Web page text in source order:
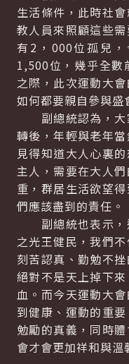
生活條件，此時社
教人員來照顧這些
有2，000位孤兒
1,500位，幾乎全數
之際，此次運動大
如何都要親自參與盛
副總統認為，大
轉後，年輕與老年
見得知道大人心裏
主人，需要在大人
重，群居生活欲望
們應該盡到的責任。
副總統也表示，
之光王健民，我們
刻苦認真、勤勉不
絕對不是天上掉下
血。而今天運動大
到健康、運動的重
勉勵的真義，同時
會才會更加祥和與溫